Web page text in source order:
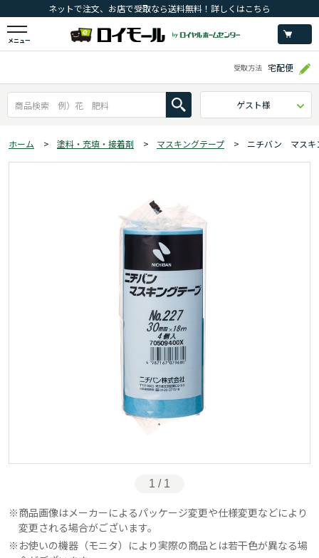
ネットで注文、お店で受取なら送料無料！詳しくはこちら
メニュー
受取方法 宅配便
ゲスト様
ホーム > 塗料・充填・接着剤 > マスキングテープ > ニチバン マス
1 / 1
商品画像はメーカーによるパッケージ変更や仕様変更などにより
変更される場合がございます。
お使いの機器（モニタ）により実際の商品とは若干色が異なる場